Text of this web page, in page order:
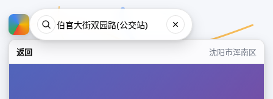
返回 沈阳市浑南区